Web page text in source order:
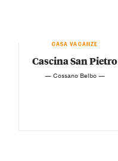
CASA VACANZE
Cascina San Pietro
— Cossano Belbo —